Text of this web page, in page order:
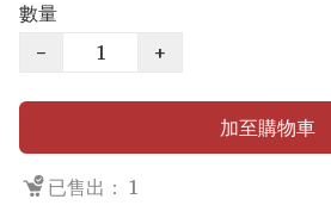
數量
−
+
加至購物車
已售出： 1